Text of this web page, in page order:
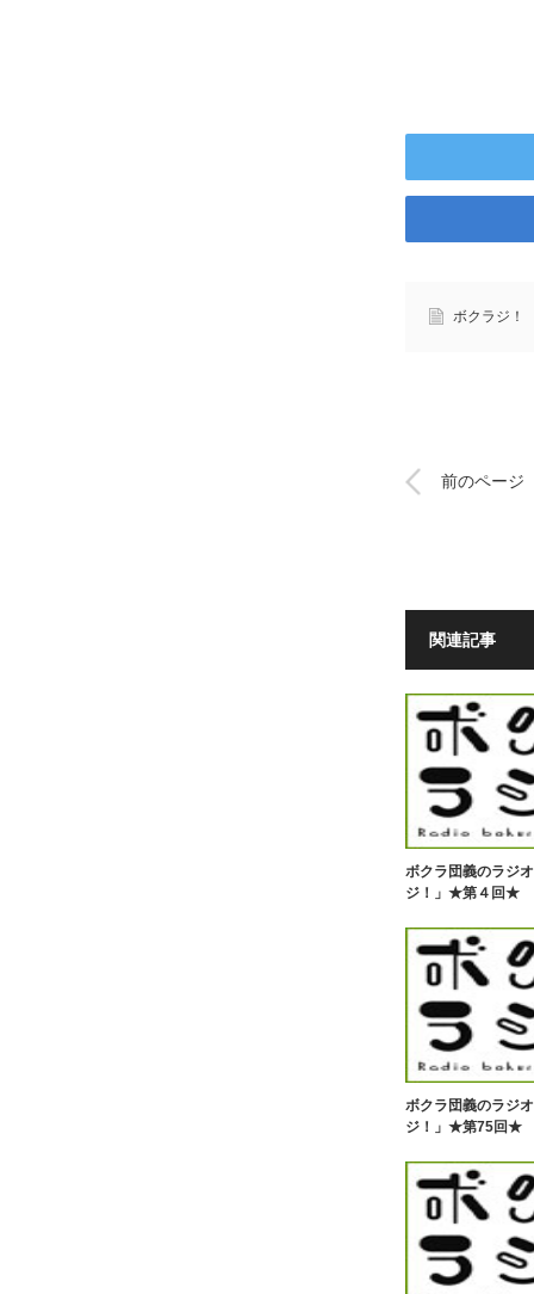
ボクラジ！
前のページ
関連記事
ボクラ団義のラジ
ジ！」★第４回★
ボクラ団義のラジ
ジ！」★第75回★